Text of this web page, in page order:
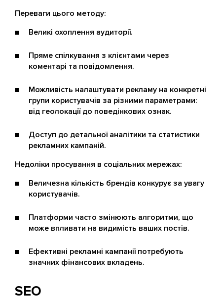
Переваги цього методу:
Великі охоплення аудиторії.
Пряме спілкування з клієнтами через
коментарі та повідомлення.
Можливість налаштувати рекламу на конкретні
групи користувачів за різними параметрами:
від геолокації до поведінкових ознак.
Доступ до детальної аналітики та статистики
рекламних кампаній.
Недоліки просування в соціальних мережах:
Величезна кількість брендів конкурує за увагу
користувачів.
Платформи часто змінюють алгоритми, що
може впливати на видимість ваших постів.
Ефективні рекламні кампанії потребують
значних фінансових вкладень.
SEO